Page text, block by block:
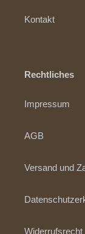
Kontakt
Rechtliches
Impressum
AGB
Versand und
Widerrufsrecht